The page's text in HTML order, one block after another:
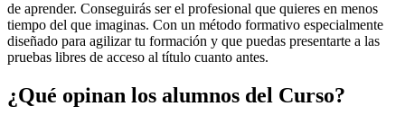
de aprender. Conseguirás ser el profesional que quieres en menos
tiempo del que imaginas. Con un método formativo especialmente
diseñado para agilizar tu formación y que puedas presentarte a las
pruebas libres de acceso al título cuanto antes.
¿Qué opinan los alumnos del Curso?